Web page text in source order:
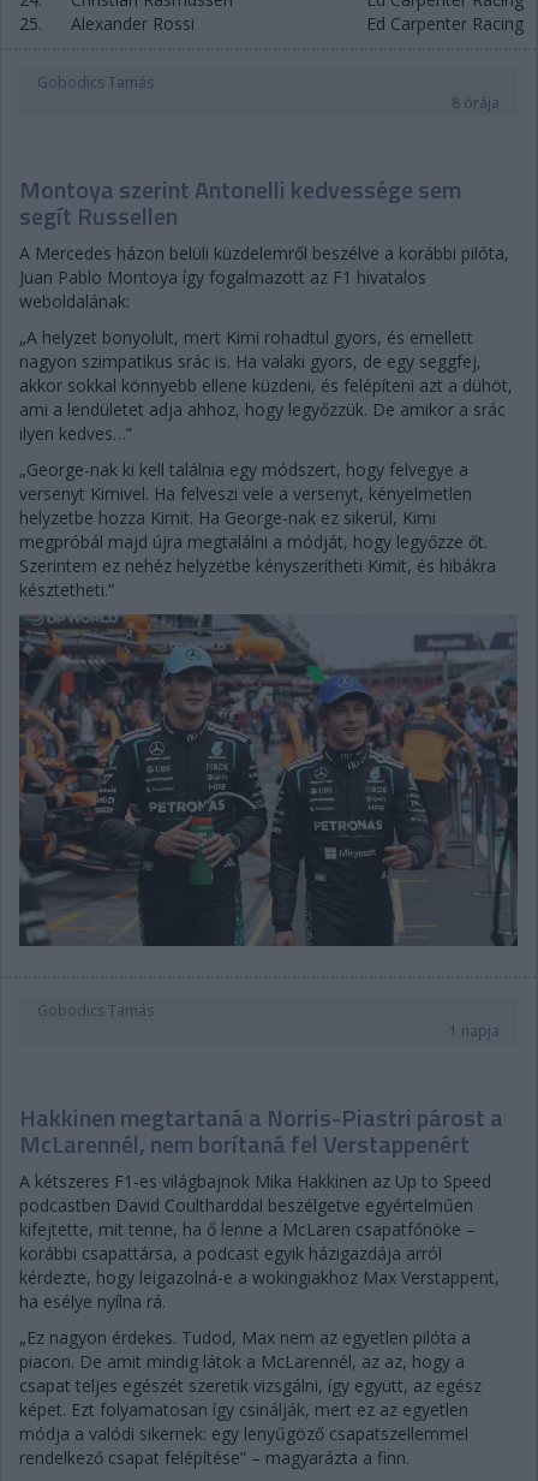
25.
Alexander Rossi Ed Carpenter Racing
Gobodics Tamás
8 órája
Montoya szerint Antonelli kedvessége sem
segít Russellen
A Mercedes házon belüli küzdelemről beszélve a korábbi pilóta,
Juan Pablo Montoya így fogalmazott az F1 hivatalos
weboldalának:
„A helyzet bonyolult, mert Kimi rohadtul gyors, és emellett
nagyon szimpatikus srác is. Ha valaki gyors, de egy seggfej,
akkor sokkal könnyebb ellene küzdeni, és felépíteni azt a dühöt,
ami a lendületet adja ahhoz, hogy legyőzzük. De amikor a srác
ilyen kedves…”
„George-nak ki kell találnia egy módszert, hogy felvegye a
versenyt Kimivel. Ha felveszi vele a versenyt, kényelmetlen
helyzetbe hozza Kimit. Ha George-nak ez sikerül, Kimi
megpróbál majd újra megtalálni a módját, hogy legyőzze őt.
Szerintem ez nehéz helyzetbe kényszerítheti Kimit, és hibákra
késztetheti.”
Gobodics Tamás
1 napja
Hakkinen megtartaná a Norris-Piastri párost a
McLarennél, nem borítaná fel Verstappenért
A kétszeres F1-es világbajnok Mika Hakkinen az Up to Speed
podcastben David Coultharddal beszélgetve egyértelműen
kifejtette, mit tenne, ha ő lenne a McLaren csapatfőnöke –
korábbi csapattársa, a podcast egyik házigazdája arról
kérdezte, hogy leigazolná-e a wokingiakhoz Max Verstappent,
ha esélye nyílna rá.
„Ez nagyon érdekes. Tudod, Max nem az egyetlen pilóta a
piacon. De amit mindig látok a McLarennél, az az, hogy a
csapat teljes egészét szeretik vizsgálni, így együtt, az egész
képet. Ezt folyamatosan így csinálják, mert ez az egyetlen
módja a valódi sikernek: egy lenyűgöző csapatszellemmel
rendelkező csapat felépítése” – magyarázta a finn.